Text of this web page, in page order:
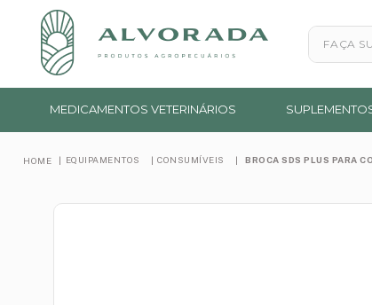
Faça sua
MEDICAMENTOS VETERINÁRIOS
EQUIPAMENTOS CONSUMÍVEIS BROCA SDS PLUS PARA